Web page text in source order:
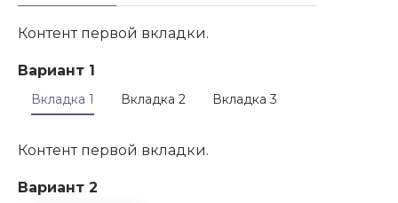
Контент первой вкладки.
Вариант 1
Вкладка 1 Вкладка 2 Вкладка 3
Контент первой вкладки.
Вариант 2